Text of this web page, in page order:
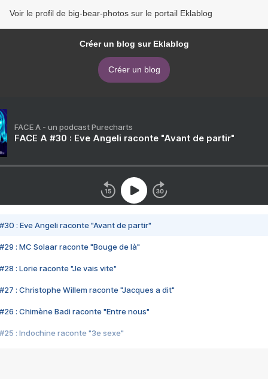
Voir le profil de big-bear-photos sur le portail Eklablog
Créer un blog sur Eklablog
Créer un blog
FACE A - un podcast Purecharts
FACE A #30 : Eve Angeli raconte "Avant de partir"
#30 : Eve Angeli raconte "Avant de partir"
#29 : MC Solaar raconte "Bouge de là"
#28 : Lorie raconte "Je vais vite"
#27 : Christophe Willem raconte "Jacques a dit"
#26 : Chimène Badi raconte "Entre nous"
#25 : Indochine raconte "3e sexe"